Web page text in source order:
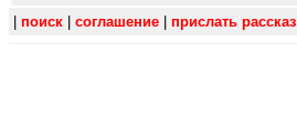
поиск соглашение прислать рассказ